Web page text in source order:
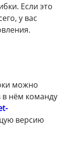
Если это
у вас
можно
нём команду
версию